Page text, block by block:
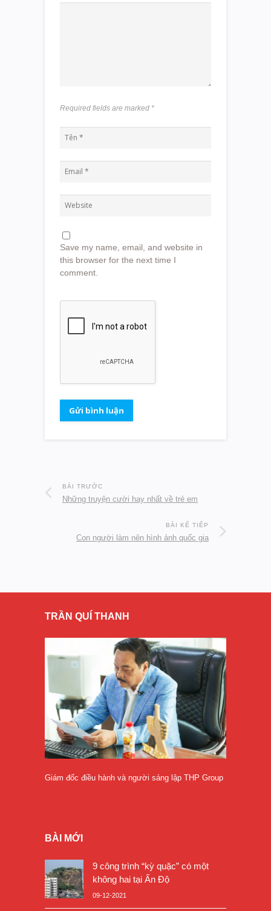
Required fields are marked *
Save my name, email, and website in
this browser for the next time I
comment.
BÀI TRƯỚC
Những truyện cười hay nhất về trẻ em
BÀI KẾ TIẾP
Con người làm nên hình ảnh quốc gia
TRẦN QUÍ THANH
Giám đốc điều hành và người sáng lập THP Group
BÀI MỚI
9 công trình “kỳ quặc” có một
không hai tại Ấn Độ
09-12-2021